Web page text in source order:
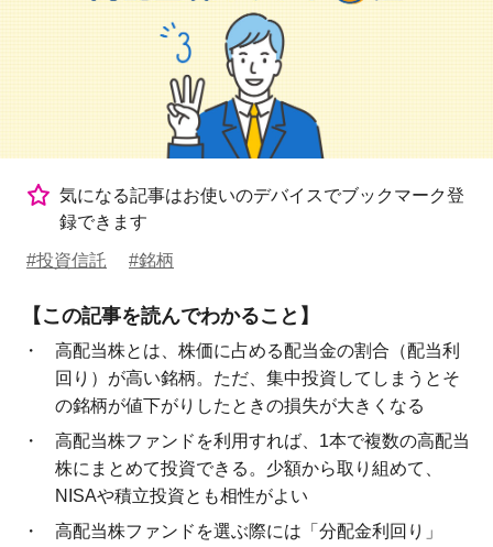
気になる記事はお使いのデバイスでブックマーク登
録できます
#投資信託 #銘柄
【この記事を読んでわかること】
高配当株とは、株価に占める配当金の割合（配当利
回り）が高い銘柄。ただ、集中投資してしまうとそ
の銘柄が値下がりしたときの損失が大きくなる
高配当株ファンドを利用すれば、1本で複数の高配当
株にまとめて投資できる。少額から取り組めて、
NISAや積立投資とも相性がよい
高配当株ファンドを選ぶ際には「分配金利回り」